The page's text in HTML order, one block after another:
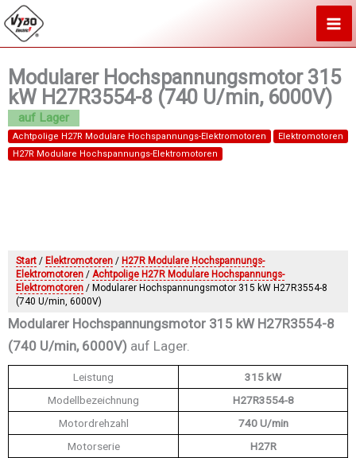
Zum
Inhalt
Modularer Hochspannungsmotor 315
kW H27R3554-8 (740 U/min, 6000V)
Achtpolige H27R Modulare Hochspannungs-Elektromotoren
Elektromotoren
H27R Modulare Hochspannungs-Elektromotoren
Start / Elektromotoren / H27R Modulare Hochspannungs-
Elektromotoren / Achtpolige H27R Modulare Hochspannungs-
Elektromotoren / Modularer Hochspannungsmotor 315 kW H27R3554-8
(740 U/min, 6000V)
Modularer Hochspannungsmotor 315 kW H27R3554-8
(740 U/min, 6000V) auf Lager.
Leistung
315 kW
Modellbezeichnung
H27R3554-8
Motordrehzahl
740 U/min
Motorserie
H27R